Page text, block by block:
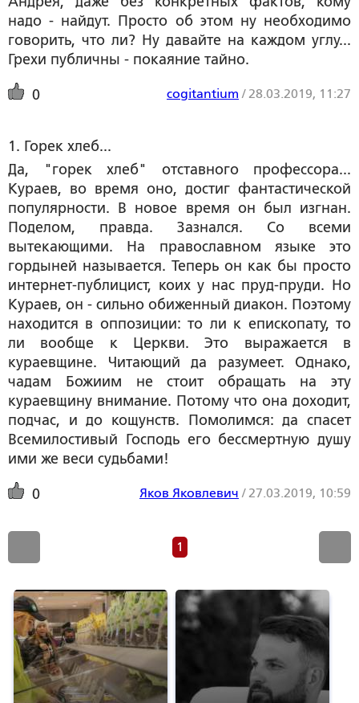
надо - найдут. Просто об этом ну необходимо
говорить, что ли? Ну давайте на каждом углу...
Грехи публичны - покаяние тайно.
0 cogitantium / 28.03.2019, 11:27
1. Горек хлеб...
Да, "горек хлеб" отставного профессора...
Кураев, во время оно, достиг фантастической
популярности. В новое время он был изгнан.
Поделом, правда. Зазнался. Со всеми
вытекающими. На православном языке это
гордыней называется. Теперь он как бы просто
интернет-публицист, коих у нас пруд-пруди. Но
Кураев, он - сильно обиженный диакон. Поэтому
находится в оппозиции: то ли к епископату, то
ли вообще к Церкви. Это выражается в
кураевщине. Читающий да разумеет. Однако,
чадам Божиим не стоит обращать на эту
кураевщину внимание. Потому что она доходит,
подчас, и до кощунств. Помолимся: да спасет
Всемилостивый Господь его бессмертную душу
ими же веси судьбами!
0 Яков Яковлевич / 27.03.2019, 10:59
1